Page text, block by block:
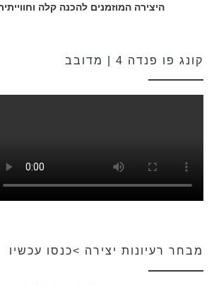
היצירה המוזמנים להכנה קלה
קונג פו פנדה 4 | מדובב
מבחר רעיונות יצירה >כנסו עכשיו